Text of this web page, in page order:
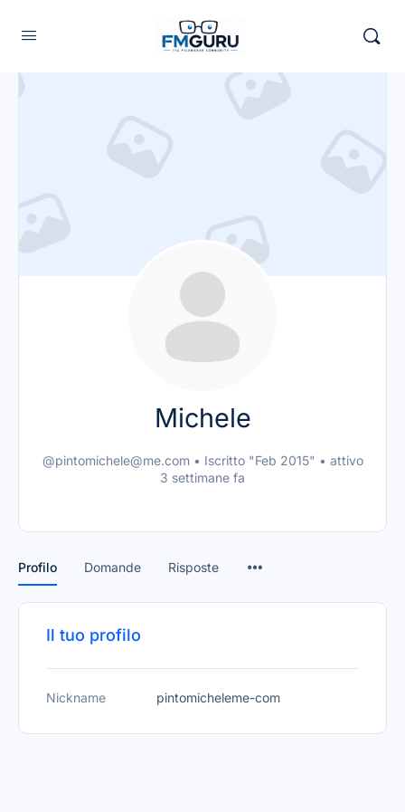
Michele
@pintomichele@me.com • Iscritto "Feb 2015" • attivo
3 settimane fa
Profilo Domande Risposte
Il tuo profilo
Nickname pintomicheleme-com